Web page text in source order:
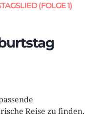
(FOLGE 1)
Reise zu finden.